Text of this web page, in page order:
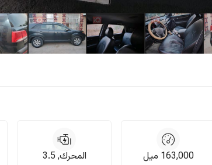
163,000 ميل المحرك, 3.5